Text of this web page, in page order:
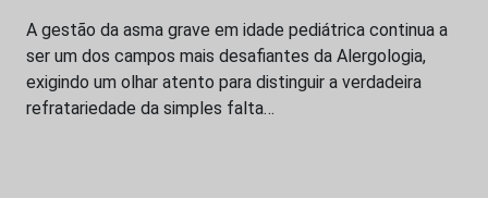
A gestão da asma grave em idade pediátrica continua a
ser um dos campos mais desafiantes da Alergologia,
exigindo um olhar atento para distinguir a verdadeira
refratariedade da simples falta…